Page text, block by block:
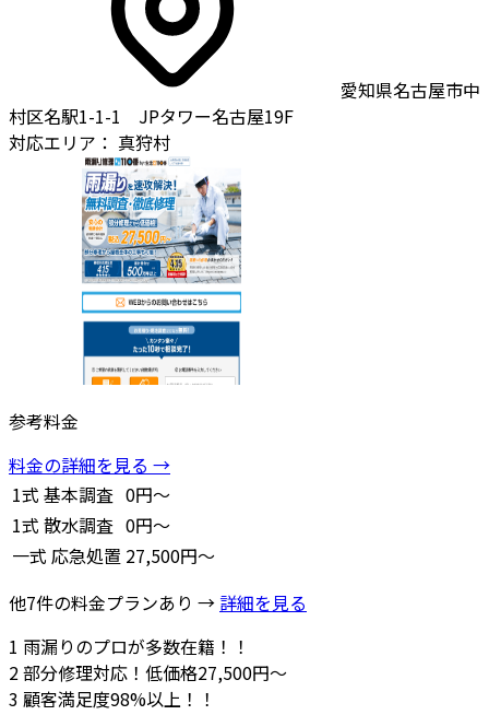
愛知県名古屋市中
村区名駅1-1-1 JPタワー名古屋19F
対応エリア： 真狩村
参考料金
料金の詳細を見る →
1式 基本調査 0円～
1式 散水調査 0円～
一式 応急処置 27,500円～
他7件の料金プランあり → 詳細を見る
1 雨漏りのプロが多数在籍！！
2部分修理対応！低価格27,500円～
3 顧客満足度98%以上！！